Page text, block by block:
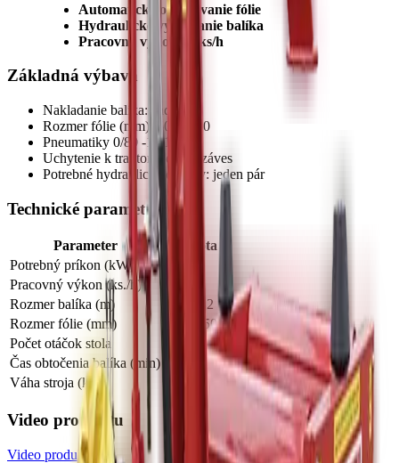
Automatické odrezávanie fólie
Hydraulické vyklápanie balíka
Pracovný výkon 20 ks/h
Základná výbava
Nakladanie balíka: zadné
Rozmer fólie (mm): 500 / 750
Pneumatiky 0/80 -12.10 PR
Uchytenie k traktoru: dolný záves
Potrebné hydraulické okruhy: jeden pár
Technické parametre
Parameter
Hodnota
Potrebný príkon (kW)
Pracovný výkon (ks./h)
Rozmer balíka (m)
1,2 x 1,2
Rozmer fólie (mm)
500 / 750
Počet otáčok stola
Čas obtočenia balíka (min)
Váha stroja (kg)
Video produktu
Video produktu